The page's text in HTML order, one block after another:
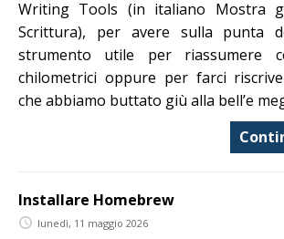
Writing Tools (in italiano Mostra
Scrittura), per avere sulla punta
strumento utile per riassumere
chilometrici oppure per farci
che abbiamo buttato giù alla bell’e
Installare Homebrew
lunedì, 11 maggio 2026